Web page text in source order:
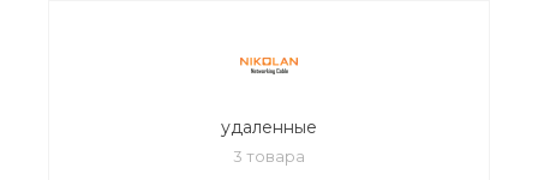
удаленные
3 товара